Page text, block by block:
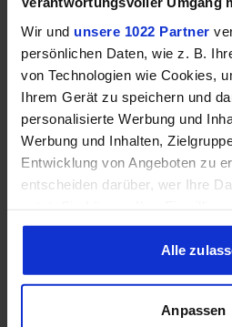
Wir und unsere 1022 Partner
persönlichen Daten, wie z. B.
von Technologien wie Cookies,
Ihrem Gerät zu speichern und
personalisierte Werbung und
Werbung und Inhalten,
Entwicklung von Angeboten zu
entscheiden darüber, wer Ihre
Cookie-Erklärung oder durch
Trigger Symbol ändern oder
Informationen über Ihre
Alle
Anpassen
Serien wählen
Spiele
Average
1% Low